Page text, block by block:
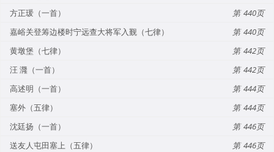
方正瑗（一首）
440
嘉峪关登筹边楼时宁远查大将军入觐（七律）
440
黄墩堡（七律）
442
汪 漋（一首）
442
高述明（一首）
444
塞外（五律）
444
沈廷扬（一首）
446
送友人屯田塞上（五律）
446